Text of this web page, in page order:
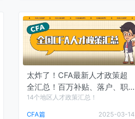
太炸了！CFA最新人才政策超
全汇总！百万补贴、落户、职
称...｜何李的CFA学习课堂
14个地区人才政策汇总！
CFA篇 2025-03-14